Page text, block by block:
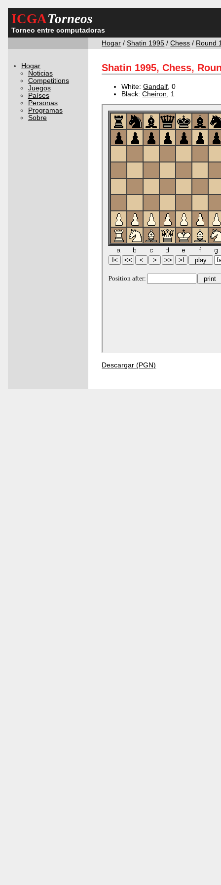
ICGATorneos
Torneo entre computadoras
Hogar /Shatin 1995 /Chess / Round
Hogar
Noticias
Competitions
Juegos
Países
Personas
Programas
Sobre
Shatin 1995, Chess,
White:Gandalf , 0
Black:Cheiron , 1
Descargar (PGN)